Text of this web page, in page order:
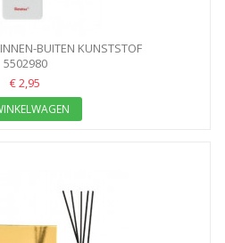
BUITEN KUNSTSTOF
5502980
€ 2,95